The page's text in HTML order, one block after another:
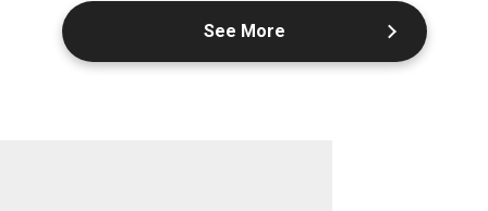
See More